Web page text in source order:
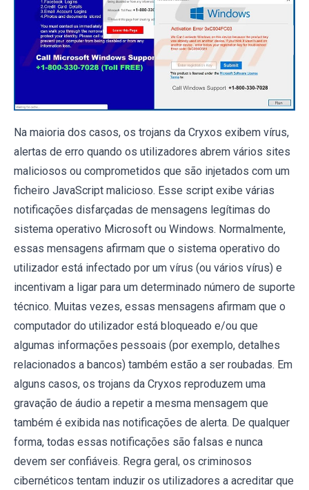
Na maioria dos casos, os trojans da Cryxos exibem vírus,
alertas de erro quando os utilizadores abrem vários sites
maliciosos ou comprometidos que são injetados com um
ficheiro JavaScript malicioso. Esse script exibe várias
notificações disfarçadas de mensagens legítimas do
sistema operativo Microsoft ou Windows. Normalmente,
essas mensagens afirmam que o sistema operativo do
utilizador está infectado por um vírus (ou vários vírus) e
incentivam a ligar para um determinado número de suporte
técnico. Muitas vezes, essas mensagens afirmam que o
computador do utilizador está bloqueado e/ou que
algumas informações pessoais (por exemplo, detalhes
relacionados a bancos) também estão a ser roubadas. Em
alguns casos, os trojans da Cryxos reproduzem uma
gravação de áudio a repetir a mesma mensagem que
também é exibida nas notificações de alerta. De qualquer
forma, todas essas notificações são falsas e nunca
devem ser confiáveis. Regra geral, os criminosos
cibernéticos tentam induzir os utilizadores a acreditar que